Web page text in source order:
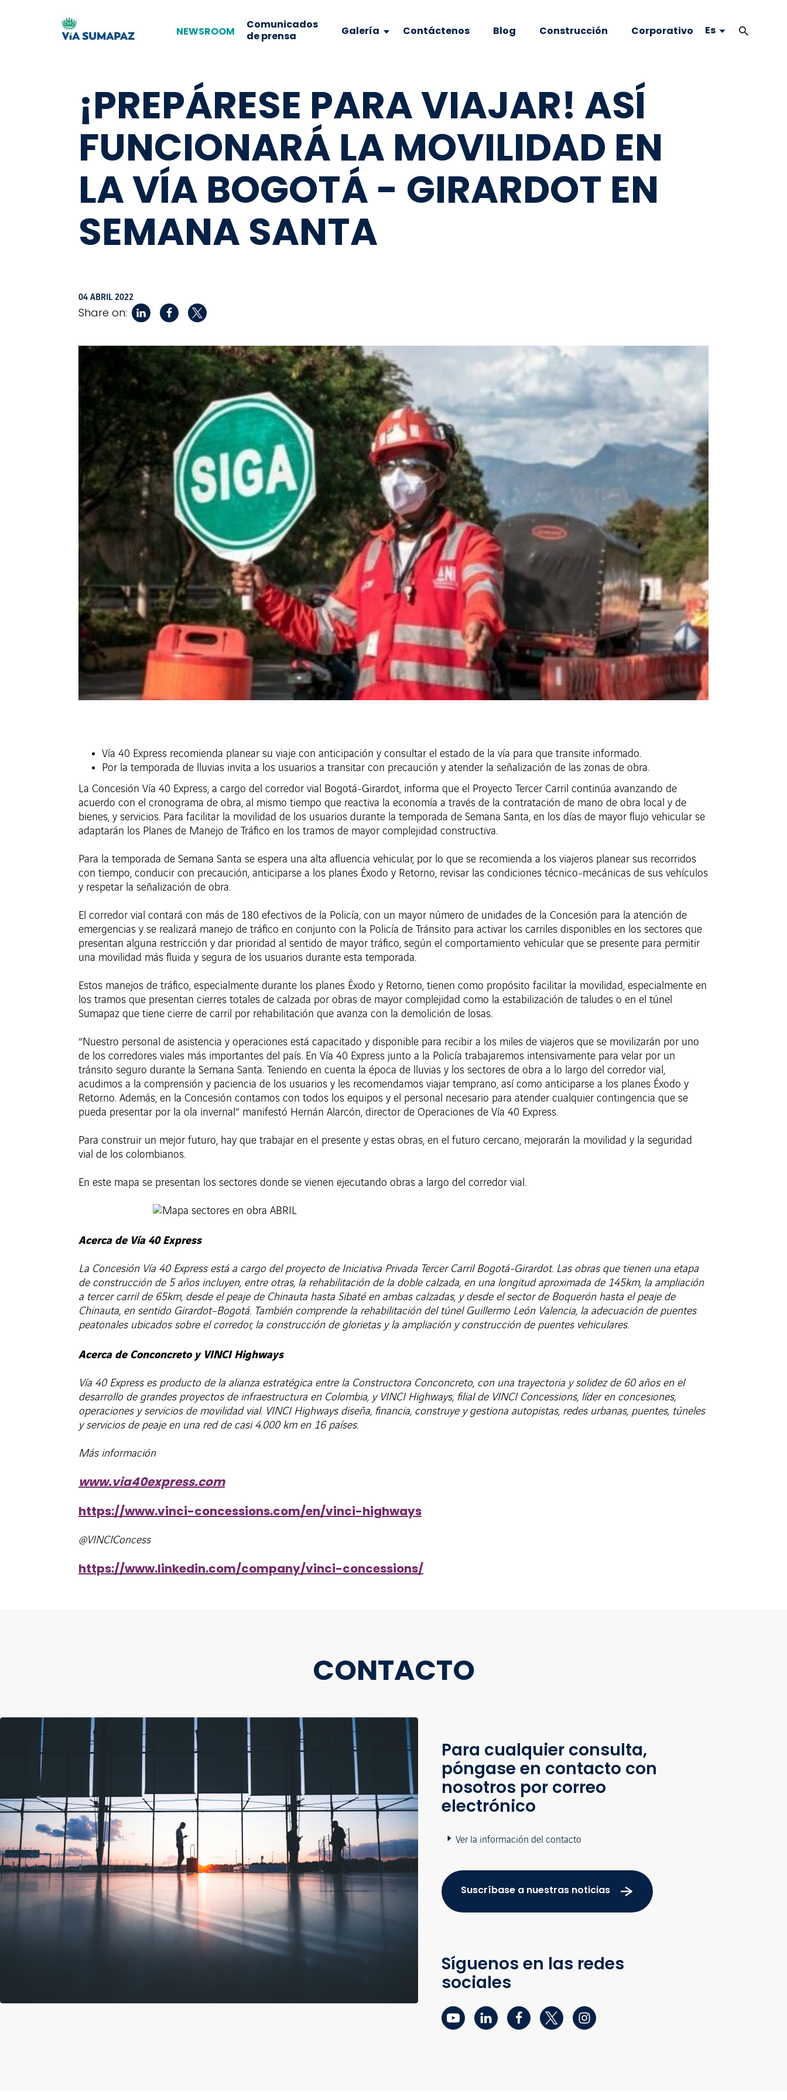
NEWSROOM
Comunicados
de prensa
Galería Contáctenos Blog Construcción Corporativo Es
¡PREPÁRESE PARA VIAJAR! ASÍ
FUNCIONARÁ LA MOVILIDAD EN
LA VÍA BOGOTÁ - GIRARDOT EN
SEMANA SANTA
04 ABRIL 2022
Share on:
Vía 40 Express recomienda planear su viaje con anticipación y consultar el estado de la vía para que transite informado.
Por la temporada de lluvias invita a los usuarios a transitar con precaución y atender la señalización de las zonas de obra.
La Concesión Vía 40 Express, a cargo del corredor vial Bogotá-Girardot, informa que el Proyecto Tercer Carril continúa avanzando de
acuerdo con el cronograma de obra, al mismo tiempo que reactiva la economía a través de la contratación de mano de obra local y de
bienes, y servicios. Para facilitar la movilidad de los usuarios durante la temporada de Semana Santa, en los días de mayor flujo vehicular se
adaptarán los Planes de Manejo de Tráfico en los tramos de mayor complejidad constructiva.
Para la temporada de Semana Santa se espera una alta afluencia vehicular, por lo que se recomienda a los viajeros planear sus recorridos
con tiempo, conducir con precaución, anticiparse a los planes Éxodo y Retorno, revisar las condiciones técnico-mecánicas de sus vehículos
y respetar la señalización de obra.
El corredor vial contará con más de 180 efectivos de la Policía, con un mayor número de unidades de la Concesión para la atención de
emergencias y se realizará manejo de tráfico en conjunto con la Policía de Tránsito para activar los carriles disponibles en los sectores que
presentan alguna restricción y dar prioridad al sentido de mayor tráfico, según el comportamiento vehicular que se presente para permitir
una movilidad más fluida y segura de los usuarios durante esta temporada.
Estos manejos de tráfico, especialmente durante los planes Éxodo y Retorno, tienen como propósito facilitar la movilidad, especialmente en
los tramos que presentan cierres totales de calzada por obras de mayor complejidad como la estabilización de taludes o en el túnel
Sumapaz que tiene cierre de carril por rehabilitación que avanza con la demolición de losas.
“Nuestro personal de asistencia y operaciones está capacitado y disponible para recibir a los miles de viajeros que se movilizarán por uno
de los corredores viales más importantes del país. En Vía 40 Express junto a la Policía trabajaremos intensivamente para velar por un
tránsito seguro durante la Semana Santa. Teniendo en cuenta la época de lluvias y los sectores de obra a lo largo del corredor vial,
acudimos a la comprensión y paciencia de los usuarios y les recomendamos viajar temprano, así como anticiparse a los planes Éxodo y
Retorno. Además, en la Concesión contamos con todos los equipos y el personal necesario para atender cualquier contingencia que se
pueda presentar por la ola invernal” manifestó Hernán Alarcón, director de Operaciones de Vía 40 Express.
Para construir un mejor futuro, hay que trabajar en el presente y estas obras, en el futuro cercano, mejorarán la movilidad y la seguridad
vial de los colombianos.
En este mapa se presentan los sectores donde se vienen ejecutando obras a largo del corredor vial.
Acerca de Vía 40 Express
La Concesión Vía 40 Express está a cargo del proyecto de Iniciativa Privada Tercer Carril Bogotá-Girardot. Las obras que tienen una etapa
de construcción de 5 años incluyen, entre otras, la rehabilitación de la doble calzada, en una longitud aproximada de 145km, la ampliación
a tercer carril de 65km, desde el peaje de Chinauta hasta Sibaté en ambas calzadas, y desde el sector de Boquerón hasta el peaje de
Chinauta, en sentido Girardot–Bogotá. También comprende la rehabilitación del túnel Guillermo León Valencia, la adecuación de puentes
peatonales ubicados sobre el corredor, la construcción de glorietas y la ampliación y construcción de puentes vehiculares.
Acerca de Conconcreto y VINCI Highways
Vía 40 Express es producto de la alianza estratégica entre la Constructora Conconcreto, con una trayectoria y solidez de 60 años en el
desarrollo de grandes proyectos de infraestructura en Colombia, y VINCI Highways, filial de VINCI Concessions, líder en concesiones,
operaciones y servicios de movilidad vial. VINCI Highways diseña, financia, construye y gestiona autopistas, redes urbanas, puentes, túneles
y servicios de peaje en una red de casi 4.000 km en 16 países.
Más información
www.via40express.com
https://www.vinci-concessions.com/en/vinci-highways
@VINCIConcess
https://www.linkedin.com/company/vinci-concessions/
CONTACTO
Para cualquier consulta,
póngase en contacto con
nosotros por correo
electrónico
Ver la información del contacto
Suscríbase a nuestras noticias
Síguenos en las redes
sociales